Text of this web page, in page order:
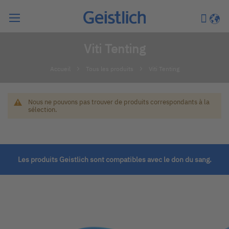
Mon
Nous ne pouvons pas trouver de produits correspondants à la
sélection.
Les produits Geistlich sont compatibles avec le don du sang.